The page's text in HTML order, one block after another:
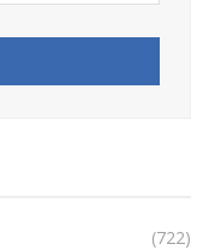
(722)